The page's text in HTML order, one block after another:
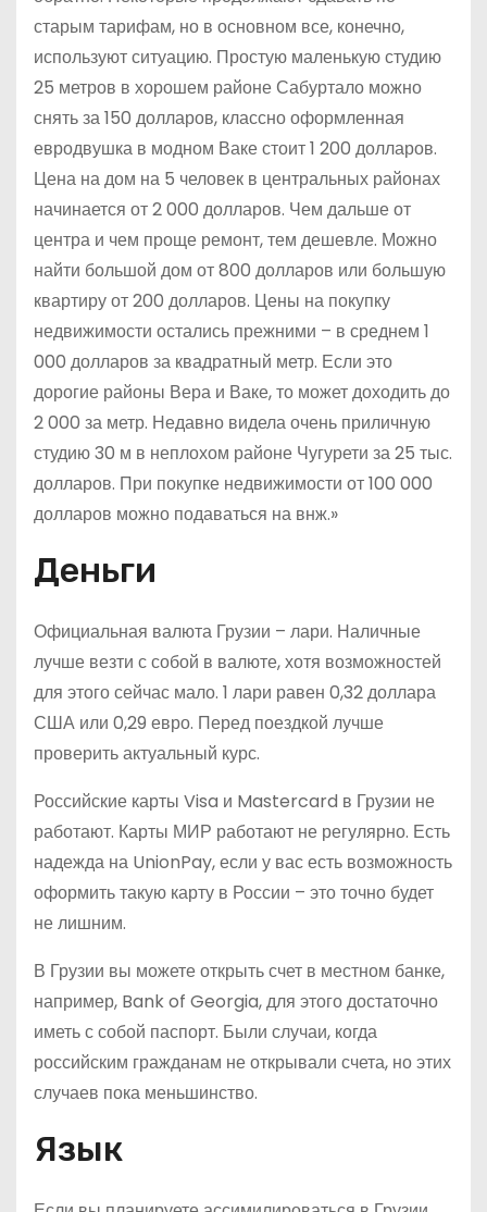
старым тарифам, но в основном все, конечно,
используют ситуацию. Простую маленькую студию
25 метров в хорошем районе Сабуртало можно
снять за 150 долларов, классно оформленная
евродвушка в модном Ваке стоит 1 200 долларов.
Цена на дом на 5 человек в центральных районах
начинается от 2 000 долларов. Чем дальше от
центра и чем проще ремонт, тем дешевле. Можно
найти большой дом от 800 долларов или большую
квартиру от 200 долларов. Цены на покупку
недвижимости остались прежними – в среднем 1
000 долларов за квадратный метр. Если это
дорогие районы Вера и Ваке, то может доходить до
2 000 за метр. Недавно видела очень приличную
студию 30 м в неплохом районе Чугурети за 25 тыс.
долларов. При покупке недвижимости от 100 000
долларов можно подаваться на внж.»
Деньги
Официальная валюта Грузии – лари. Наличные
лучше везти с собой в валюте, хотя возможностей
для этого сейчас мало. 1 лари равен 0,32 доллара
США или 0,29 евро. Перед поездкой лучше
проверить актуальный курс.
Российские карты Visa и Mastercard в Грузии не
работают. Карты МИР работают не регулярно. Есть
надежда на UnionPay, если у вас есть возможность
оформить такую карту в России – это точно будет
не лишним.
В Грузии вы можете открыть счет в местном банке,
например, Bank of Georgia, для этого достаточно
иметь с собой паспорт. Были случаи, когда
российским гражданам не открывали счета, но этих
случаев пока меньшинство.
Язык